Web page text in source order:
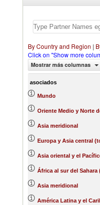
By Country and Region |
Click on "Show more
Mostrar más columnas
asociados
Mundo
Oriente Medio y Norte
Asia meridional
Europa y Asia central
Asia oriental y el
África al sur del Sahara
Asia meridional
América Latina y el